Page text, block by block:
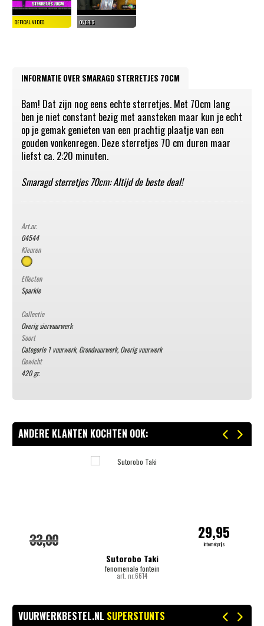
INFORMATIE OVER SMARAGD STERRETJES 70CM
Bam! Dat zijn nog eens echte sterretjes. Met 70cm lang
ben je niet constant bezig met aansteken maar kun je echt
op je gemak genieten van een prachtig plaatje van een
gouden vonkenregen. Deze sterretjes 70 cm duren maar
liefst ca. 2:20 minuten.
Smaragd sterretjes 70cm: Altijd de beste deal!
Art.nr.
04544
Kleuren
Effecten
Sparkle
Collectie
Overig siervuurwerk
Soort
Categorie 1 vuurwerk, Grondvuurwerk, Overig vuurwerk
Gewicht
420 gr.
ANDERE KLANTEN KOCHTEN OOK:
Sutorobo Taki
fenomenale fontein
art. nr.6614
33,00 29,95
internetprijs
VUURWERKBESTEL.NL SUPERSTUNTS